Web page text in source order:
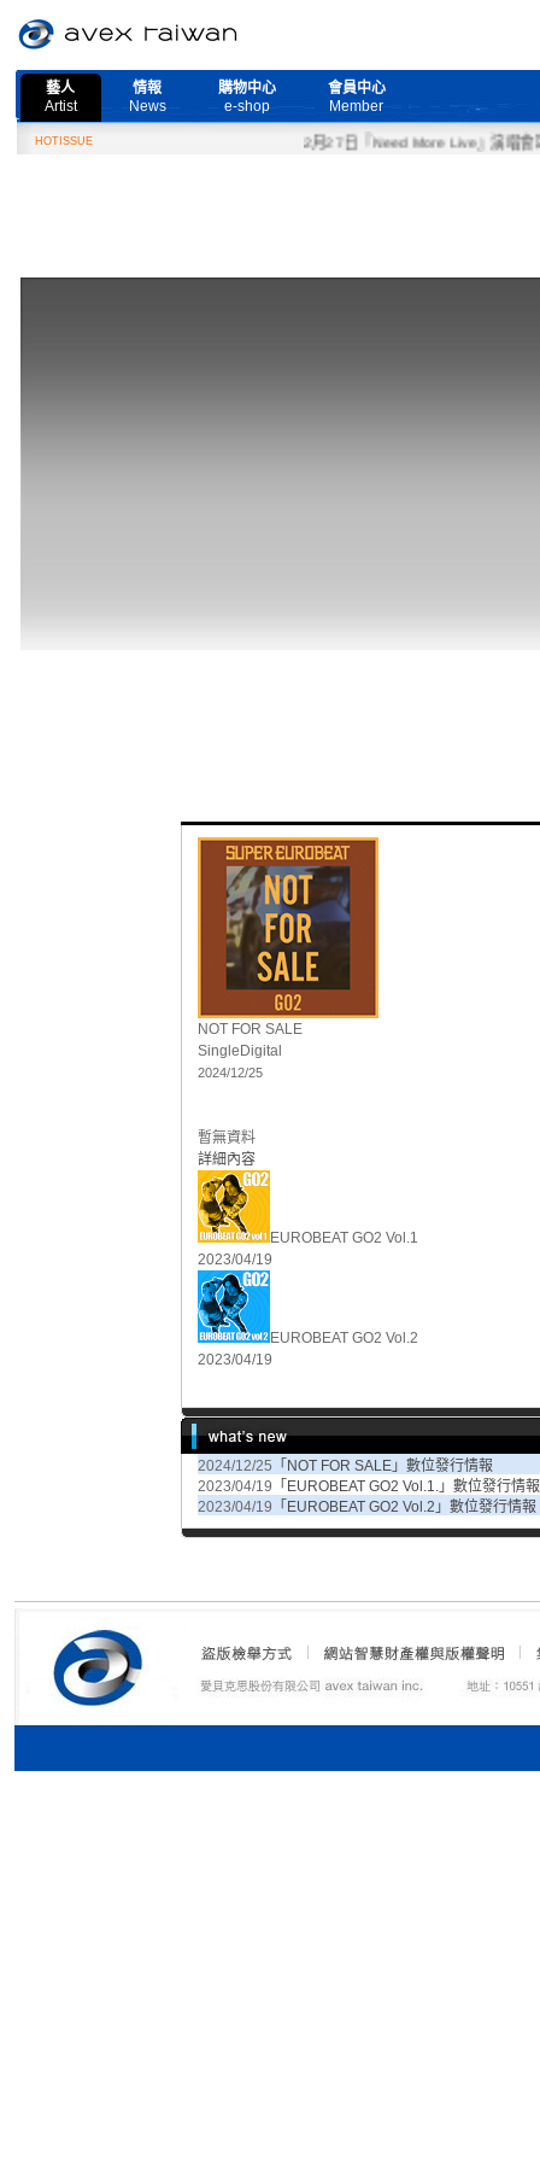
藝人
Artist
情報
News
購物中心
e-shop
會員中心
Member
HOTISSUE 2月27日『Need More Live』演唱會取
NOT FOR SALE
Single Digital
2024/12/25
暫無資料
詳細內容
EUROBEAT GO2 Vol.1
2023/04/19
EUROBEAT GO2 Vol.2
2023/04/19
2024/12/25 「NOT FOR SALE」數位發行情報
2023/04/19 「EUROBEAT GO2 Vol.1.」數位發行情報
2023/04/19 「EUROBEAT GO2 Vol.2」數位發行情報